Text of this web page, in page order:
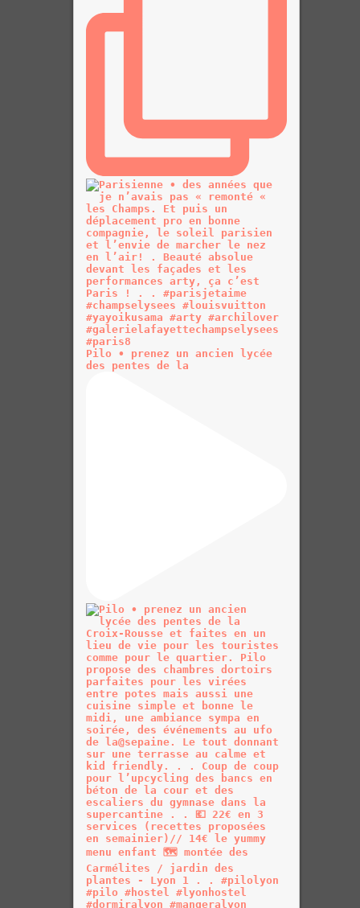
Pilo • prenez un ancien lycée
des pentes de la